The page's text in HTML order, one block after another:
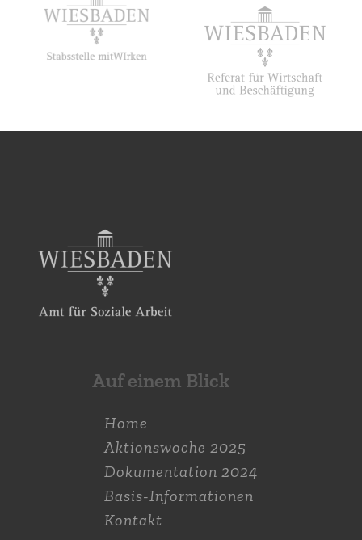
Auf einem Blick
Home
Aktions­woche 2025
Dokumen­tation 2024
Basis-Informationen
Kontakt